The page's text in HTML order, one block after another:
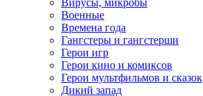
Вирусы, микробы
Военные
Времена года
Гангстеры и гангстерши
Герои игр
Герои кино и комиксов
Герои мультфильмов и сказок
Дикий запад